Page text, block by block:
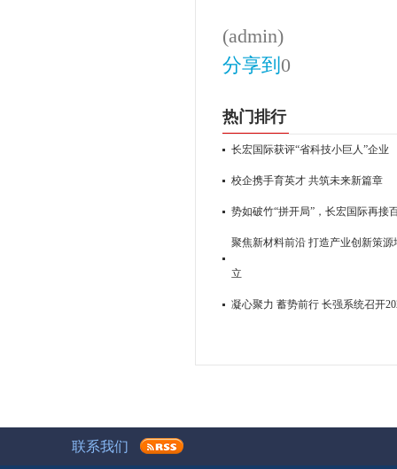
(admin)
分享到 0
热门排行
长宏国际获评“省科技小巨人”企业
校企携手育英才 共筑未来新篇章
势如破竹“拼开局”，长宏国际再接
聚焦新材料前沿 打造产业创新策
立
凝心聚力 蓄势前行 长强系统召开
联系我们